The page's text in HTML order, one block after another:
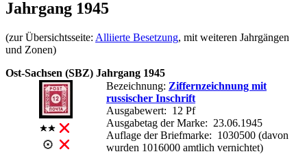
Jahrgang 1945
(zur Übersichtsseite: Alliierte Besetzung, mit weiteren Jahrgängen
und Zonen)
Ost-Sachsen (SBZ) Jahrgang 1945
Bezeichnung: Ziffernzeichnung mit
russischer Inschrift
Ausgabewert: 12 Pf
Ausgabetag der Marke: 23.06.1945
Auflage der Briefmarke: 1030500 (davon
wurden 1016000 amtlich vernichtet)